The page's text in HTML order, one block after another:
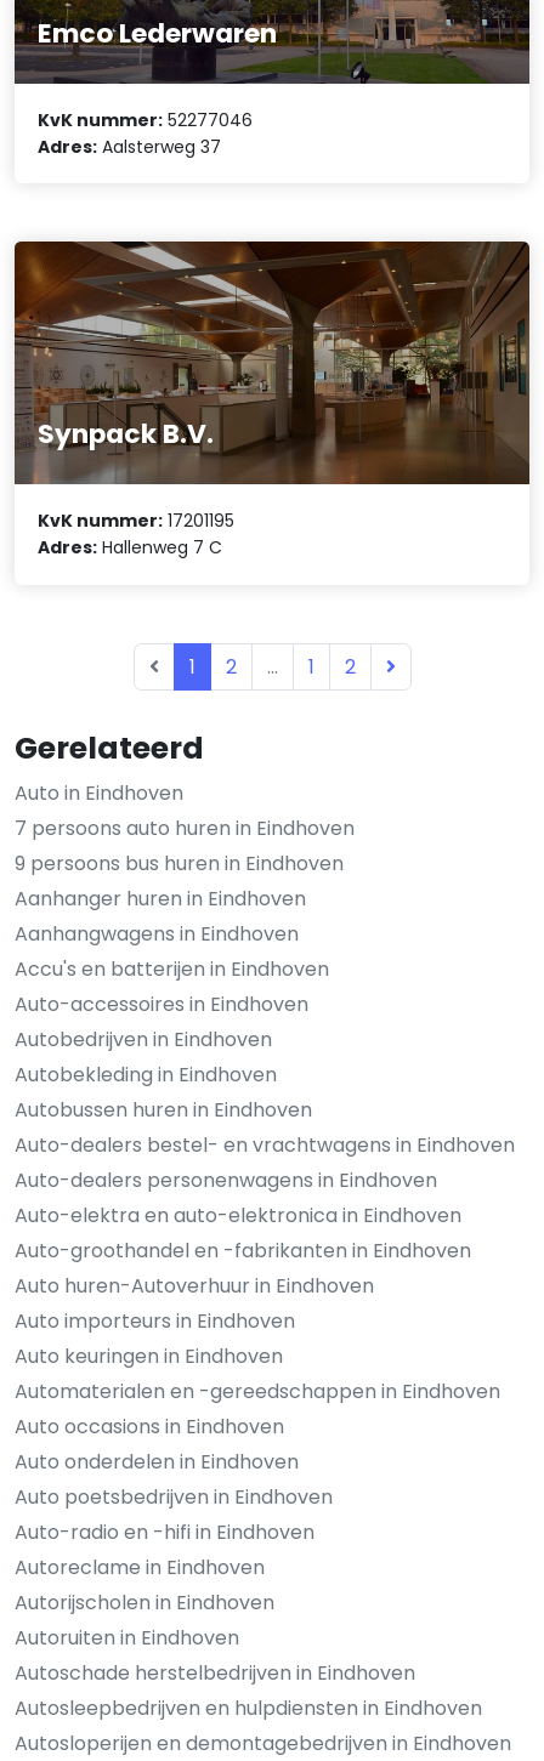
Gerelateerd
Auto in Eindhoven
7 persoons auto huren in Eindhoven
9 persoons bus huren in Eindhoven
Aanhanger huren in Eindhoven
Aanhangwagens in Eindhoven
Accu's en batterijen in Eindhoven
Auto-accessoires in Eindhoven
Autobedrijven in Eindhoven
Autobekleding in Eindhoven
Autobussen huren in Eindhoven
Auto-dealers bestel- en vrachtwagens in Eindhoven
Auto-dealers personenwagens in Eindhoven
Auto-elektra en auto-elektronica in Eindhoven
Auto-groothandel en -fabrikanten in Eindhoven
Auto huren-Autoverhuur in Eindhoven
Auto importeurs in Eindhoven
Auto keuringen in Eindhoven
Automaterialen en -gereedschappen in Eindhoven
Auto occasions in Eindhoven
Auto onderdelen in Eindhoven
Auto poetsbedrijven in Eindhoven
Auto-radio en -hifi in Eindhoven
Autoreclame in Eindhoven
Autorijscholen in Eindhoven
Autoruiten in Eindhoven
Autoschade herstelbedrijven in Eindhoven
Autosleepbedrijven en hulpdiensten in Eindhoven
Autosloperijen en demontagebedrijven in Eindhoven
Emco Lederwaren
KvK nummer: 52277046
Adres: Aalsterweg 37
Synpack B.V.
KvK nummer: 17201195
Adres: Hallenweg 7 C
1 2 ... 1 2